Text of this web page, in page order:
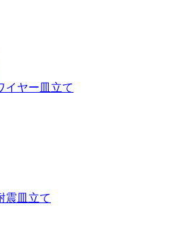
イヤー皿立て
震皿立て